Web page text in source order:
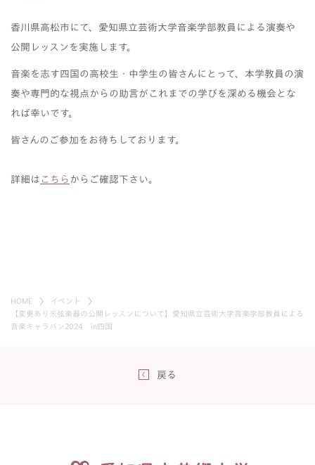
香川県高松市にて、愛知県立芸術大学音楽学部教員による演奏や
公開レッスンを実施します。
音楽を志す四国の高校生・中学生の皆さんにとって、本学教員の演
奏や専門的な視点からの助言がこれまでの学びを深める機会とな
れば幸いです。
皆さんのご参加をお待ちしております。
詳細は こちら からご確認下さい。
HOME
イベント
【変更あり※弦楽器の公開レッスンについて】愛知県立芸術大学音楽学部教員による
音楽キャラバン2024 in四国
戻る